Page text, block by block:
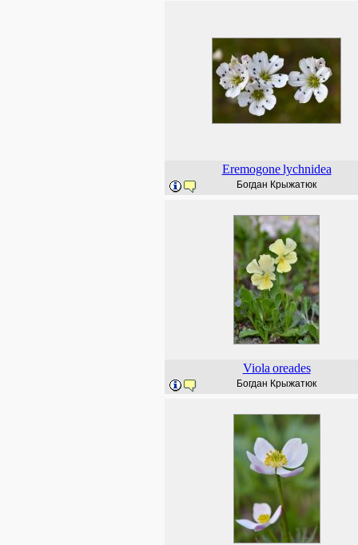
Eremogone lychnidea
Богдан Крыжатюк
Viola oreades
Богдан Крыжатюк